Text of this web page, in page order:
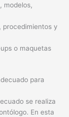
modelos,
procedimientos y
o maquetas
para
se realiza
En esta